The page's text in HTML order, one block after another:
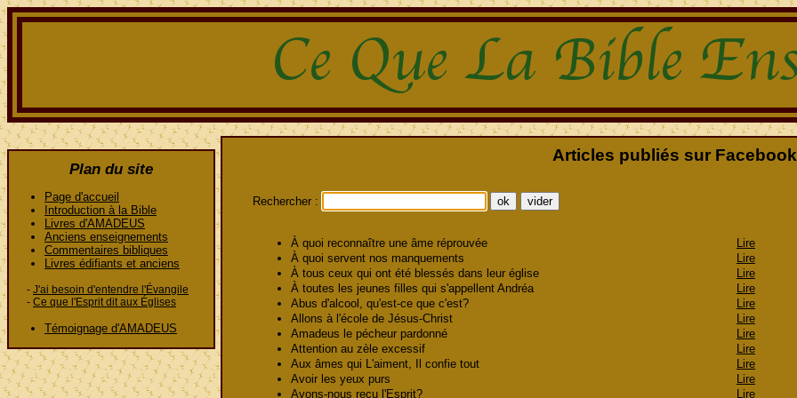
Plan du site
Page d'accueil
Introduction à la Bible
Livres d'AMADEUS
Anciens enseignements
Commentaires bibliques
Livres édifiants et anciens
- J'ai besoin d'entendre l'Évangile
- Ce que l'Esprit dit aux Églises
Témoignage d'AMADEUS
Articles publiés sur Facebook
Rechercher :
À quoi reconnaître une âme réprouvée
Lire
À quoi servent nos manquements
Lire
À tous ceux qui ont été blessés dans leur église
Lire
À toutes les jeunes filles qui s'appellent Andréa
Lire
Abus d'alcool, qu'est-ce que c'est?
Lire
Allons à l'école de Jésus-Christ
Lire
Amadeus le pécheur pardonné
Lire
Attention au zèle excessif
Lire
Aux âmes qui L'aiment, Il confie tout
Lire
Avoir les yeux purs
Lire
Avons-nous reçu l'Esprit?
Lire